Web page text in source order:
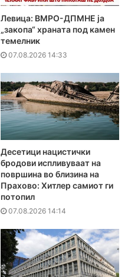
Левица: ВМРО-ДПМНЕ ја
„закопа“ храната под камен
темелник
07.08.2026 14:33
Десетици нацистички
бродови испливуваат на
површина во близина на
Прахово: Хитлер самиот ги
потопил
07.08.2026 14:14